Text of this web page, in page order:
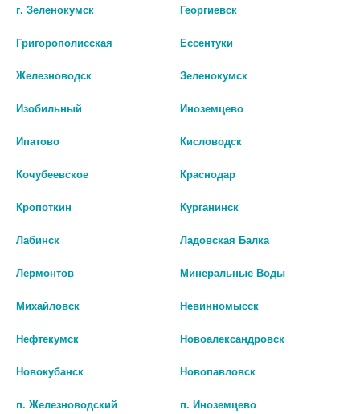
207 руб.
шт
В КОРЗИНУ
896 руб.
В КОРЗИНУ
ТАБЛ П/ПЛЕН/О
300 руб.
шт
№90 (CONSUMED)
г. Зеленокумск Георгиевск
Григорополисская Ессентуки
Железноводск Зеленокумск
Изобильный Иноземцево
Ипатово Кисловодск
Кочубеевское Краснодар
Кропоткин Курганинск
Лабинск Ладовская Балка
Лермонтов Минеральные Воды
Михайловск Невинномысск
Нефтекумск Новоалександровск
Новокубанск Новопавловск
п. Железноводский п. Иноземцево